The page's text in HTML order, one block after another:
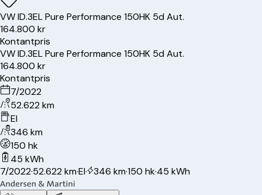
VWID.3EL Pure Performance 150HK 5d Aut.
164.800 kr
Kontantpris
VWID.3EL Pure Performance 150HK 5d Aut.
164.800 kr
Kontantpris
7/2022
52.622 km
El
346 km
150 hk
45 kWh
7/2022·52.622 km·El· 346 km·150 hk·45 kWh